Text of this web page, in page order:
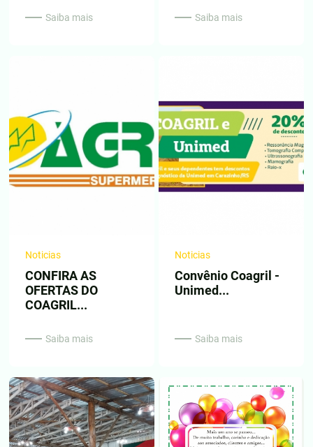
Saiba mais Saiba mais
Noticias
CONFIRA AS
OFERTAS DO
COAGRIL...
Saiba mais
Noticias
Convênio Coagril -
Unimed...
Saiba mais